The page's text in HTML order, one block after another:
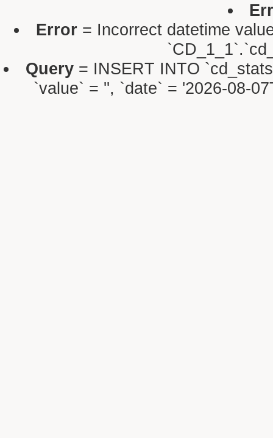
Error = Incorrect datetime
Query= INSERT INTO
`value` = '', `date` = '2026-08-